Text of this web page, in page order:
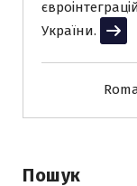
України.
Пошук